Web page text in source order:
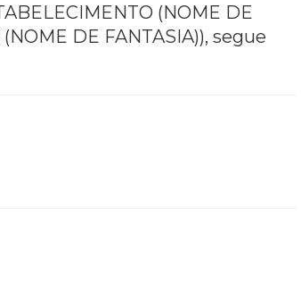
(NOME DE
DE FANTASIA)), segue